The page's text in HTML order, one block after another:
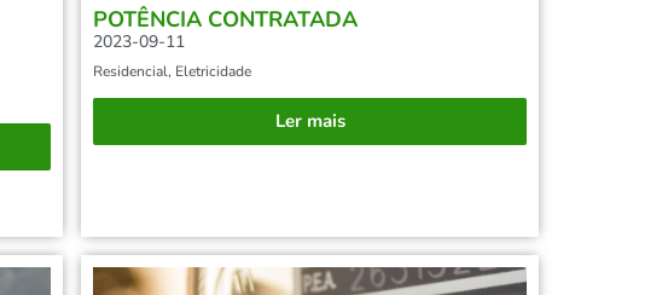
POTÊNCIA CONTRATADA
2023-09-11
Residencial, Eletricidade
Ler mais